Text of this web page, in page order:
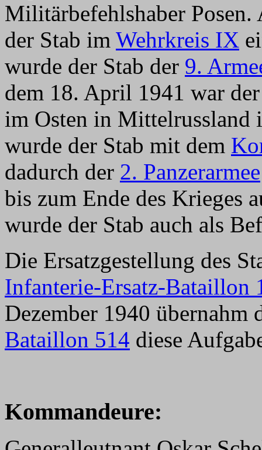
Militärbefehlshaber
der Stab im Wehrkreis IX
wurde der Stab der 9.
dem 18. April 1941 war
im Osten in Mittelrussland
wurde der Stab mit dem
dadurch der 2. Panzerarmee
bis zum Ende des Krieges
wurde der Stab auch als
Die Ersatzgestellung des
Infanterie-Ersatz-Bataillon
Dezember 1940 übernahm
Bataillon 514 diese
Kommandeure: